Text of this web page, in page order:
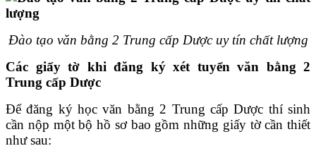
Đào tạo văn bằng 2 Trung cấp Dược uy tín chất lượng
Các giấy tờ khi đăng ký xét tuyển văn bằng 2
Trung cấp Dược
Để đăng ký học văn bằng 2 Trung cấp Dược thí sinh
cần nộp một bộ hồ sơ bao gồm những giấy tờ cần thiết
như sau: